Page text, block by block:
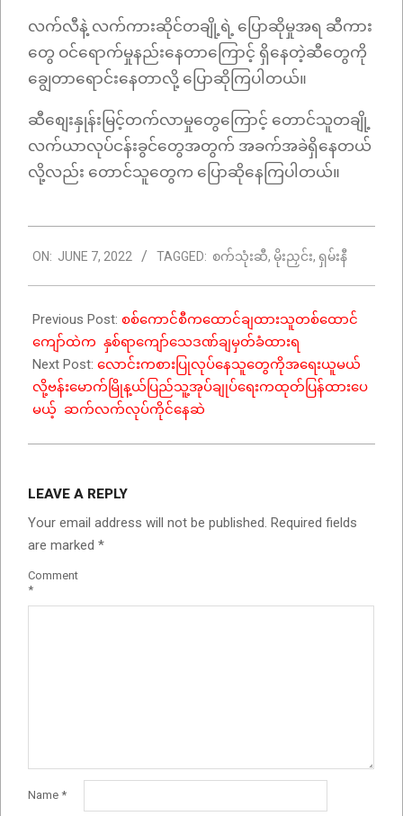
လက်လီနဲ့ လက်ကားဆိုင်တချို့ရဲ့ ပြောဆိုမှုအရ ဆီကား
တွေ ဝင်ရောက်မှုနည်းနေတာကြောင့် ရှိနေတဲ့ဆီတွေကို
ချွေတာရောင်းနေတာလို့ ပြောဆိုကြပါတယ်။
ဆီစျေးနှုန်းမြင့်တက်လာမှုတွေကြောင့် တောင်သူတချို့
လက်ယာလုပ်ငန်းခွင်တွေအတွက် အခက်အခဲရှိနေတယ်
လို့လည်း တောင်သူတွေက ပြောဆိုနေကြပါတယ်။
06-
07
ON: JUNE 7, 2022 TAGGED: စက်သုံးဆီ, မိုးညှင်း, ရှမ်းနီ
Previous Post: စစ်ကောင်စီကထောင်ချထားသူတစ်ထောင်
ကျော်ထဲက နှစ်ရာကျော်သေဒဏ်ချမှတ်ခံထားရ
Next Post: လောင်းကစားပြုလုပ်နေသူတွေကိုအရေးယူမယ်
လို့ဗန်းမောက်မြိုန့ယ်ပြည်သူ့အုပ်ချုပ်ရေးကထုတ်ပြန်ထားပေ
မယ့် ဆက်လက်လုပ်ကိုင်နေဆဲ
LEAVE A REPLY
Your email address will not be published. Required fields
are marked *
Comment
*
Name *